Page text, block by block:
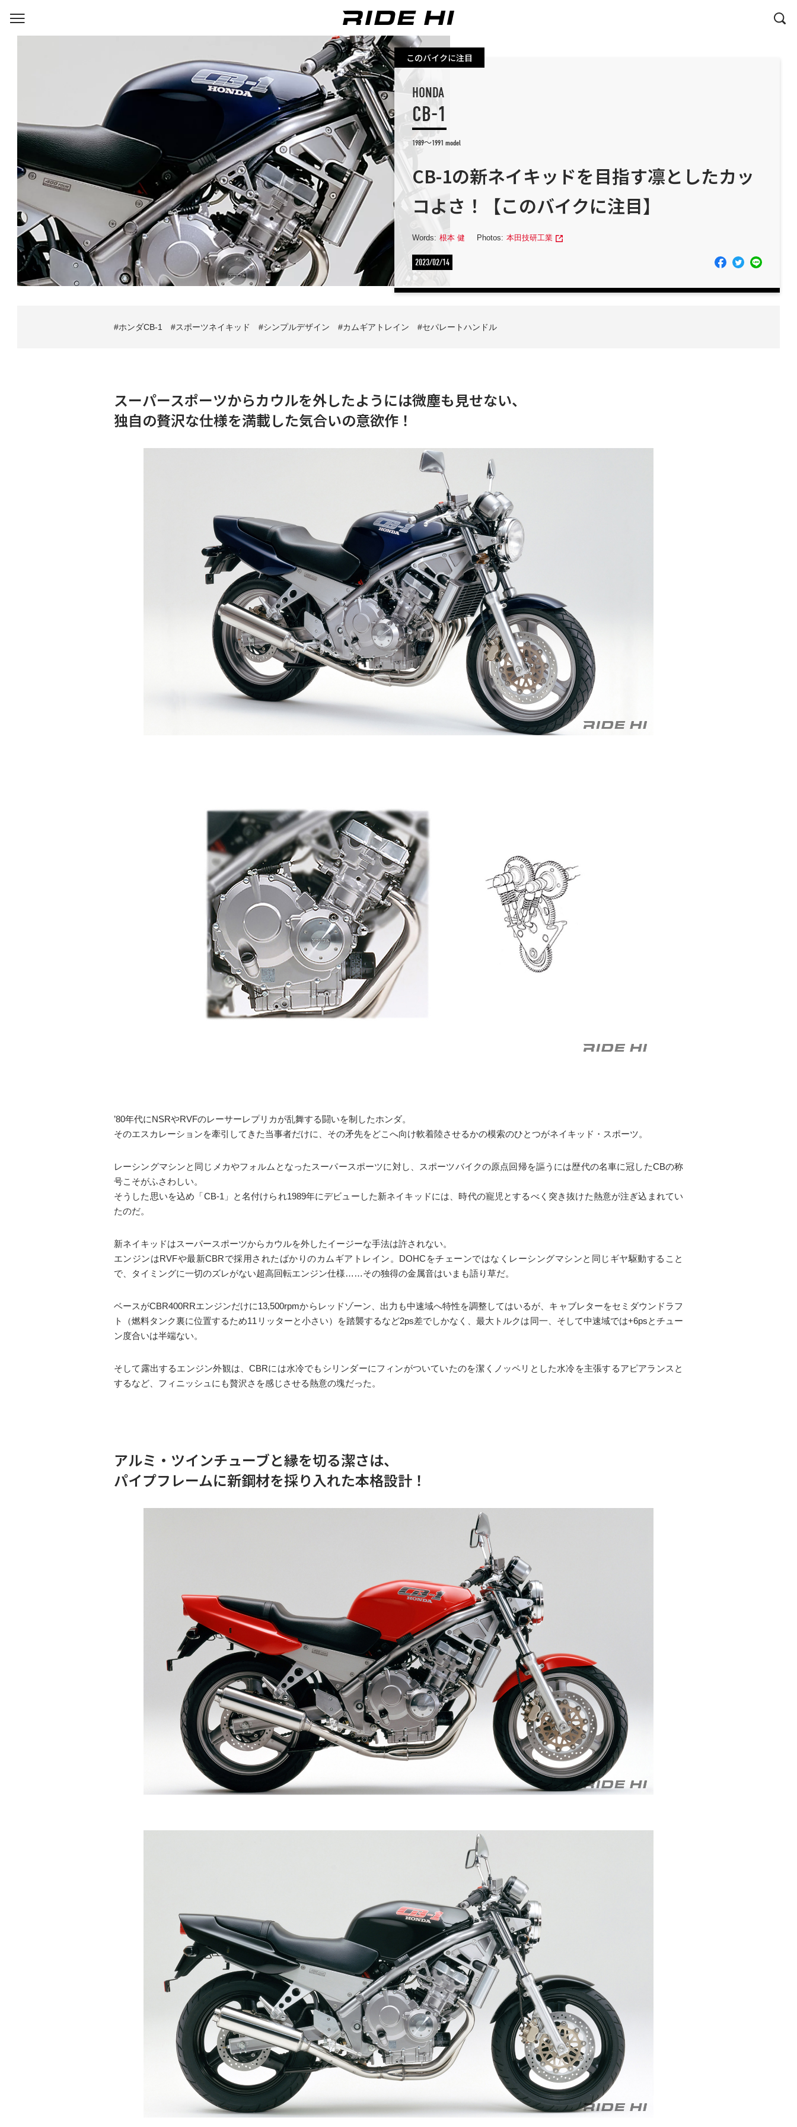
このバイクに注目
HONDA
CB-1
1989～1991 model
CB-1の新ネイキッドを目指す凛としたカッ
コよさ！【このバイクに注目】
Words: 根本 健 Photos: 本田技研工業
2023/02/14
ホンダCB-1 スポーツネイキッド シンプルデザイン カムギアトレイン セパレートハンドル
スーパースポーツからカウルを外したようには微塵も見せない、
独自の贅沢な仕様を満載した気合いの意欲作！
’80年代にNSRやRVFのレーサーレプリカが乱舞する闘いを制したホンダ。
そのエスカレーションを牽引してきた当事者だけに、その矛先をどこへ向け軟着陸させるかの模索のひとつがネイキッド・スポーツ。
レーシングマシンと同じメカやフォルムとなったスーパースポーツに対し、スポーツバイクの原点回帰を謳うには歴代の名車に冠したCBの称
号こそがふさわしい。
そうした思いを込め「CB-1」と名付けられ1989年にデビューした新ネイキッドには、時代の寵児とするべく突き抜けた熱意が注ぎ込まれてい
たのだ。
新ネイキッドはスーパースポーツからカウルを外したイージーな手法は許されない。
エンジンはRVFや最新CBRで採用されたばかりのカムギアトレイン。DOHCをチェーンではなくレーシングマシンと同じギヤ駆動すること
で、タイミングに一切のズレがない超高回転エンジン仕様……その独得の金属音はいまも語り草だ。
ベースがCBR400RRエンジンだけに13,500rpmからレッドゾーン、出力も中速域へ特性を調整してはいるが、キャブレターをセミダウンドラフ
ト（燃料タンク裏に位置するため11リッターと小さい）を踏襲するなど2ps差でしかなく、最大トルクは同一、そして中速域では+6psとチュー
ン度合いは半端ない。
そして露出するエンジン外観は、CBRには水冷でもシリンダーにフィンがついていたのを潔くノッペリとした水冷を主張するアピアランスと
するなど、フィニッシュにも贅沢さを感じさせる熱意の塊だった。
アルミ・ツインチューブと縁を切る潔さは、
パイプフレームに新鋼材を採り入れた本格設計！